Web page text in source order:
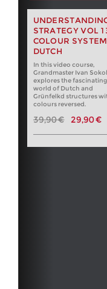
STRATEGY VOL
COLOUR
DUTCH
In this video course,
Grandmaster Ivan
explores the fascinating
world of Dutch and
Grünfelkd structures
colours reversed.
39,90 € 29,90 €